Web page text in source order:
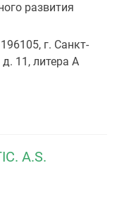
развития
г. Санкт-
д. 11, литера А
A.S.